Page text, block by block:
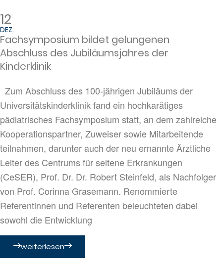
12
DEZ.
Fachsymposium bildet gelungenen
Abschluss des Jubiläumsjahres der
Kinderklinik
Zum Abschluss des 100-jährigen Jubiläums der
Universitätskinderklinik fand ein hochkarätiges
pädiatrisches Fachsymposium statt, an dem zahlreiche
Kooperationspartner, Zuweiser sowie Mitarbeitende
teilnahmen, darunter auch der neu ernannte Ärztliche
Leiter des Centrums für seltene Erkrankungen
(CeSER), Prof. Dr. Dr. Robert Steinfeld, als Nachfolger
von Prof. Corinna Grasemann. Renommierte
Referentinnen und Referenten beleuchteten dabei
sowohl die Entwicklung
weiterlesen